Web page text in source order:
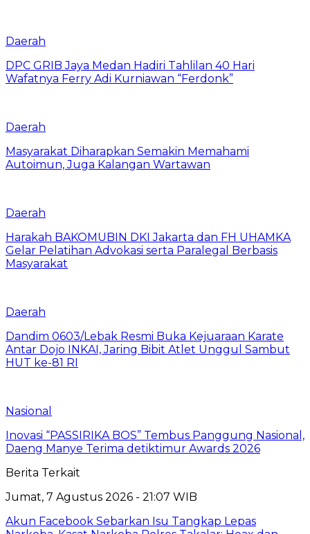
Daerah
DPC GRIB Jaya Medan Hadiri Tahlilan 40 Hari
Wafatnya Ferry Adi Kurniawan “Ferdonk”
Daerah
Masyarakat Diharapkan Semakin Memahami
Autoimun, Juga Kalangan Wartawan
Daerah
Harakah BAKOMUBIN DKI Jakarta dan FH UHAMKA
Gelar Pelatihan Advokasi serta Paralegal Berbasis
Masyarakat
Daerah
Dandim 0603/Lebak Resmi Buka Kejuaraan Karate
Antar Dojo INKAI, Jaring Bibit Atlet Unggul Sambut
HUT ke-81 RI
Nasional
Inovasi “PASSIRIKA BOS” Tembus Panggung Nasional,
Daeng Manye Terima detiktimur Awards 2026
Berita Terkait
Jumat, 7 Agustus 2026 - 21:07 WIB
Akun Facebook Sebarkan Isu Tangkap Lepas